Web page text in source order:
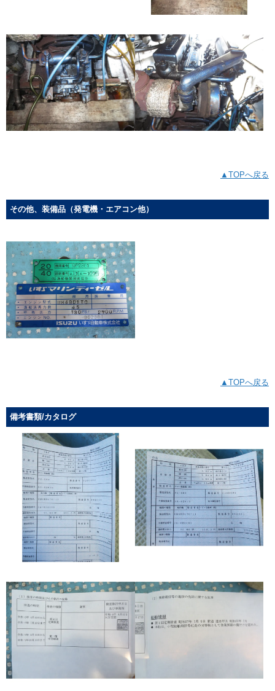
▲TOPへ戻る
その他、装備品（発電機・エアコン他）
▲TOPへ戻る
備考書類/カタログ